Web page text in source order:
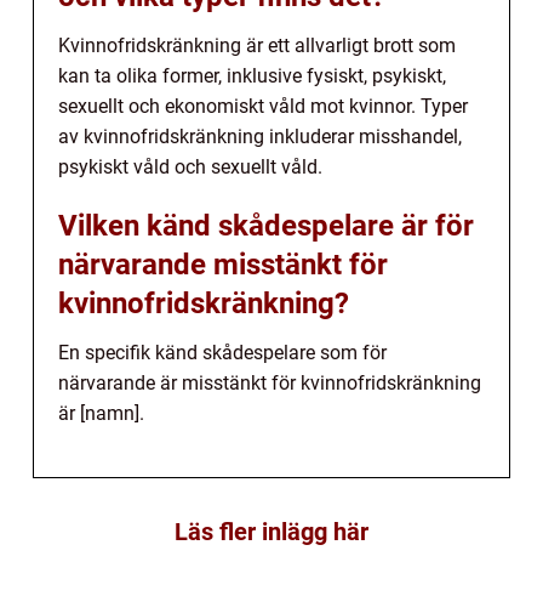
Kvinnofridskränkning är ett allvarligt brott som
kan ta olika former, inklusive fysiskt, psykiskt,
sexuellt och ekonomiskt våld mot kvinnor. Typer
av kvinnofridskränkning inkluderar misshandel,
psykiskt våld och sexuellt våld.
Vilken känd skådespelare är för
närvarande misstänkt för
kvinnofridskränkning?
En specifik känd skådespelare som för
närvarande är misstänkt för kvinnofridskränkning
är [namn].
Läs fler inlägg här